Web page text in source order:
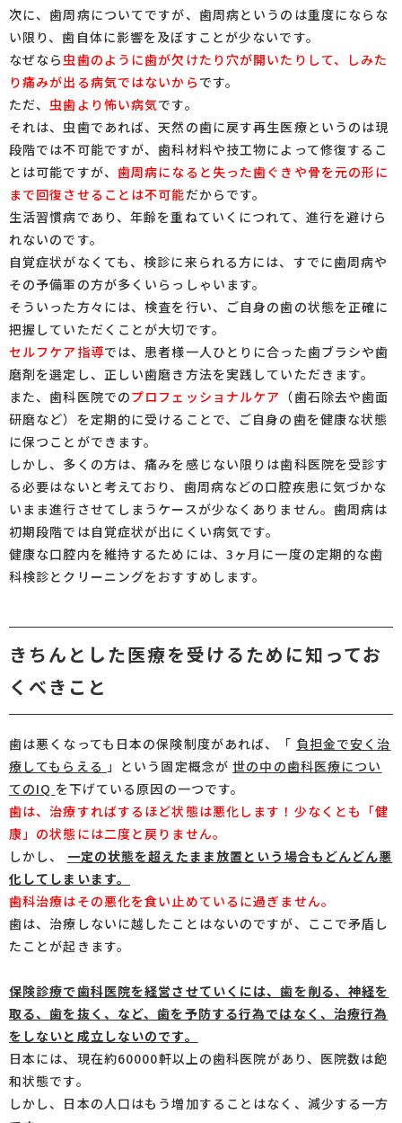
次に、歯周病についてですが、歯周病というのは重度にならな
い限り、歯自体に影響を及ぼすことが少ないです。
なぜなら虫歯のように歯が欠けたり穴が開いたりして、しみた
り痛みが出る病気ではないから です。
ただ、虫歯より怖い病気です。
それは、虫歯であれば、天然の歯に戻す再生医療というのは現
段階では不可能ですが、歯科材料や技工物によって修復するこ
とは可能ですが、 歯周病になると失った歯ぐきや骨を元の形に
まで回復させることは不可能だからです。
生活習慣病であり、年齢を重ねていくにつれて、進行を避けら
れないのです。
自覚症状がなくても、検診に来られる方には、すでに歯周病や
その予備軍の方が多くいらっしゃいます。
そういった方々には、検査を行い、ご自身の歯の状態を正確に
把握していただくことが大切です。
セルフケア指導では、患者様一人ひとりに合った歯ブラシや歯
磨剤を選定し、正しい歯磨き方法を実践していただきます。
また、歯科医院でのプロフェッショナルケア （歯石除去や歯面
研磨など）を定期的に受けることで、ご自身の歯を健康な状態
に保つことができます。
しかし、多くの方は、痛みを感じない限りは歯科医院を受診す
る必要はないと考えており、歯周病などの口腔疾患に気づかな
いまま進行させてしまうケースが少なくありません。歯周病は
初期段階では自覚症状が出にくい病気です。
健康な口腔内を維持するためには、3ヶ月に一度の定期的な歯
科検診とクリーニングをおすすめします。
きちんとした医療を受けるために知ってお
くべきこと
歯は悪くなっても日本の保険制度があれば、「 負担金で安く治
療してもらえる 」という固定概念が世の中の歯科医療につい
てのIQ を下げている原因の一つです。
歯は、治療すればするほど状態は悪化します！少なくとも「健
康」の状態には二度と戻りません。
しかし、
一定の状態を超えたまま放置という場合もどんどん悪
化してしまいます。
歯科治療はその悪化を食い止めているに過ぎません。
歯は、治療しないに越したことはないのですが、ここで矛盾し
たことが起きます。
保険診療で歯科医院を経営させていくには、歯を削る、神経を
取る、歯を抜く、など、歯を予防する行為ではなく、治療行為
をしないと成立しないのです。
日本には、現在約60000軒以上の歯科医院があり、医院数は飽
和状態です。
しかし、日本の人口はもう増加することはなく、減少する一方